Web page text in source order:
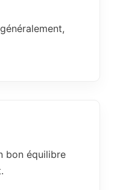
bon équilibre